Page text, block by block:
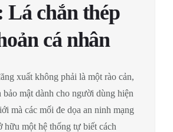
Lá chắn thép
cá nhân
xuất không phải là một rào cản,
bảo mật dành cho người dùng hiện
mà các mối đe dọa an ninh mạng
hữu một hệ thống tự biết cách